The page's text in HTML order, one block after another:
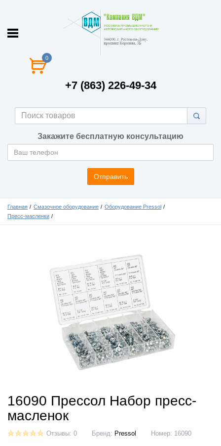
0
+7 (863) 226-49-34
Закажите бесплатную консультацию
Отправить
Главная Смазочное оборудование
Оборудование Pressol
Пресс-масленки
16090 Прессол Набор пресс-
масленок
Отзывы: 0 Бренд: Pressol Номер: 16090